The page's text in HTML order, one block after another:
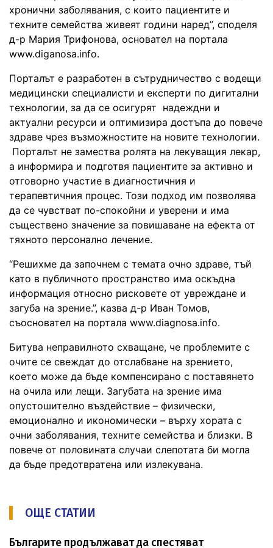
хронични заболявания, с които пациентите и
техните семейства живеят години наред”, споделя
д-р Мария Трифонова, основател на портала
www.diganosa.info.
Порталът е разработен в сътрудничество с водещи
медицински специалисти и експерти по дигитални
технологии, за да се осигурят надеждни и
актуални ресурси и оптимизира достъпа до повече
здраве чрез възможностите на новите технологии.
Порталът не замества ролята на лекуващия лекар,
а информира и подготвя пациентите за активно и
отговорно участие в диагностичния и
терапевтичния процес. Този подход им позволява
да се чувстват по-спокойни и уверени и има
съществено значение за повишаване на ефекта от
тяхното персонално лечение.
“Решихме да започнем с темата очно здраве, тъй
като в публичното пространство има оскъдна
информация относно рисковете от увреждане и
загуба на зрение.”, казва д-р Иван Томов,
съосновател на портала www.diagnosa.info.
Битува неправилното схващане, че проблемите с
очите се свеждат до отслабване на зрението,
което може да бъде компенсирано с поставянето
на очила или лещи. Загубата на зрение има
опустошително въздействие – физически,
емоционално и икономически – върху хората с
очни заболявания, техните семейства и близки. В
повече от половината случаи слепотата би могла
да бъде предотвратена или излекувана.
ОЩЕ СТАТИИ
Българите продължават да спестяват